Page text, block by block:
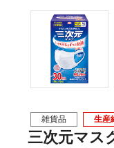
雑貨品 生産
三次元マス